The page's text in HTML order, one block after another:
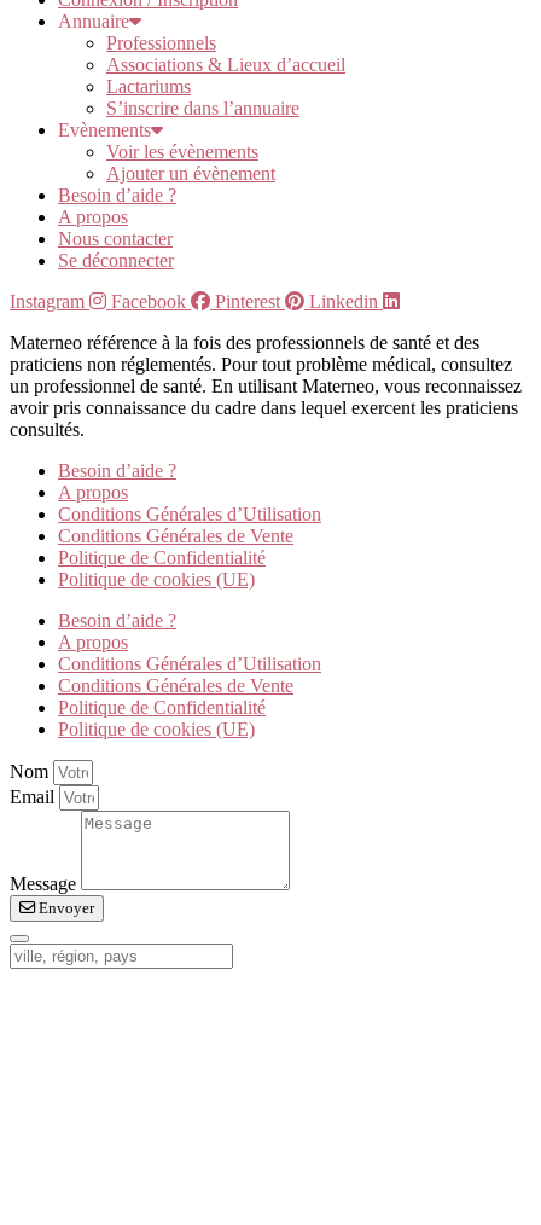
Annuaire
Professionnels
Associations & Lieux d’accueil
Lactariums
S’inscrire dans l’annuaire
Evènements
Voir les évènements
Ajouter un évènement
Besoin d’aide ?
A propos
Nous contacter
Se déconnecter
Instagram
Facebook Pinterest
Linkedin
Materneo référence à la fois des professionnels de santé et des
praticiens non réglementés. Pour tout problème médical, consultez
un professionnel de santé. En utilisant Materneo, vous reconnaissez
avoir pris connaissance du cadre dans lequel exercent les praticiens
consultés.
Besoin d’aide ?
A propos
Conditions Générales d’Utilisation
Conditions Générales de Vente
Politique de Confidentialité
Politique de cookies (UE)
Besoin d’aide ?
A propos
Conditions Générales d’Utilisation
Conditions Générales de Vente
Politique de Confidentialité
Politique de cookies (UE)
Nom
Email
Message
Envoyer